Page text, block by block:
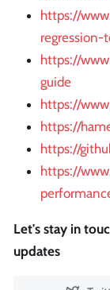
https://
https://
guide
https://
https://
https://
https://
Let's stay in
updates